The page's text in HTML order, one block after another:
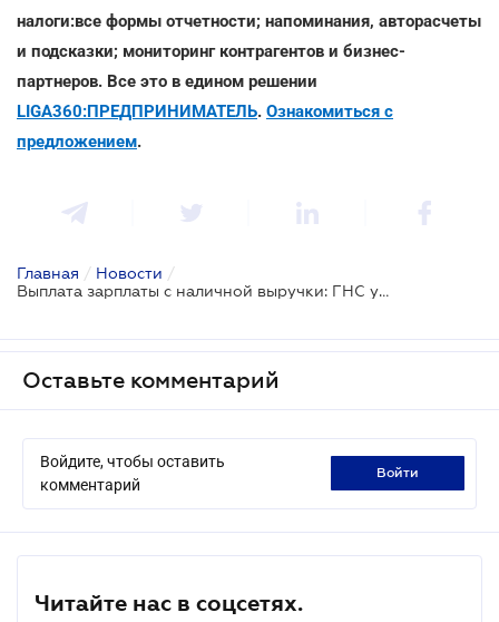
налоги:все формы отчетности; напоминания, авторасчеты
и подсказки; мониторинг контрагентов и бизнес-
партнеров. Все это в едином решении
LIGA360:ПРЕДПРИНИМАТЕЛЬ. Ознакомиться с
предложением.
Главная / Новости /
Выплата зарплаты с наличной выручки: ГНС указала на особенности
Оставьте комментарий
Войдите, чтобы оставить
комментарий
войти
Читайте нас в соцсетях.